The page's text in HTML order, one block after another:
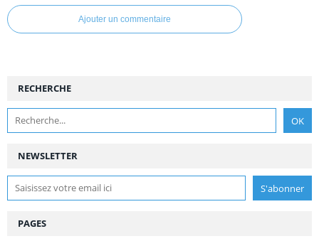
Ajouter un commentaire
NEWSLETTER
RECHERCHE
PAGES